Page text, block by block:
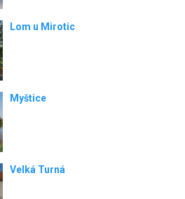
Lom u Mirotic
Myštice
Velká Turná